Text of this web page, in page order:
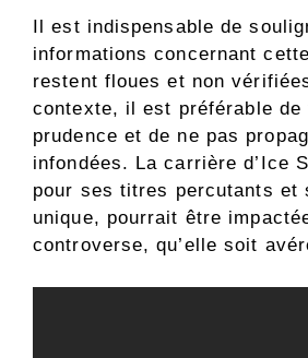
Il est indispensable de
informations concernant
restent floues et non
contexte, il est préférable de
prudence et de ne pas
infondées. La carrière d’Ice
pour ses titres percutants et
unique, pourrait être
controverse, qu’elle soit